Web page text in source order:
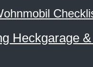
Heckgarage